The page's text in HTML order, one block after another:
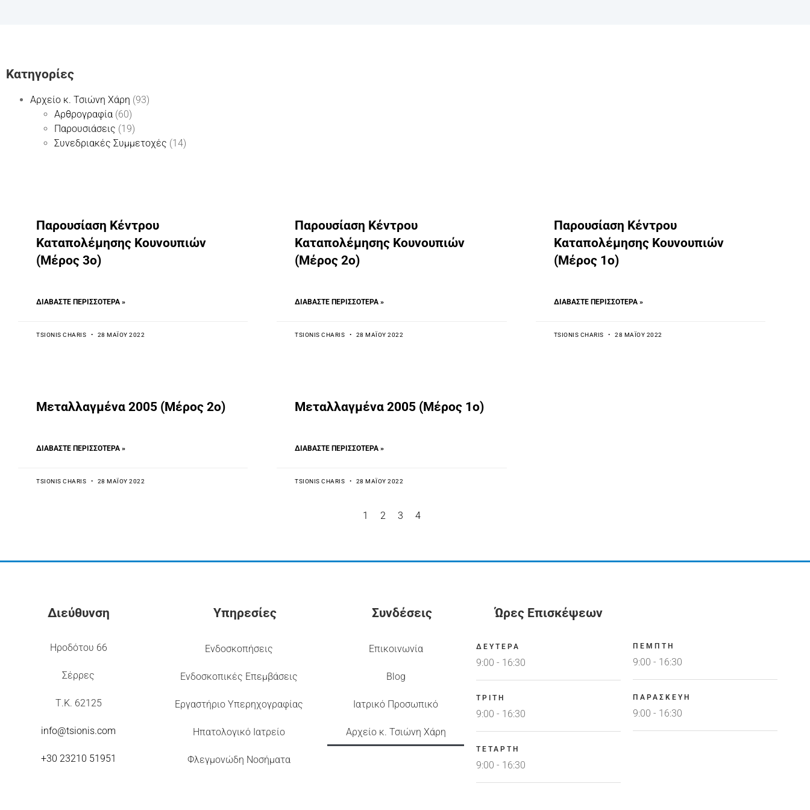
Kατηγορίες
Αρχείο κ. Τσιώνη Χάρη (93)
Αρθρογραφία (60)
Παρουσιάσεις (19)
Συνεδριακές Συμμετοχές (14)
Παρουσίαση Κέντρου
Καταπολέμησης Κουνουπιών
(Μέρος 3ο)
ΔΙΑΒΆΣΤΕ ΠΕΡΙΣΣΌΤΕΡΑ »
TSIONIS CHARIS 28 ΜΑΪ́ΟΥ 2022
Παρουσίαση Κέντρου
Καταπολέμησης Κουνουπιών
(Μέρος 2ο)
ΔΙΑΒΆΣΤΕ ΠΕΡΙΣΣΌΤΕΡΑ »
TSIONIS CHARIS 28 ΜΑΪ́ΟΥ 2022
Παρουσίαση Κέντρου
Καταπολέμησης Κουνουπιών
(Μέρος 1ο)
ΔΙΑΒΆΣΤΕ ΠΕΡΙΣΣΌΤΕΡΑ »
TSIONIS CHARIS 28 ΜΑΪ́ΟΥ 2022
Mεταλλαγμένα 2005 (Μέρος 2ο)
ΔΙΑΒΆΣΤΕ ΠΕΡΙΣΣΌΤΕΡΑ »
TSIONIS CHARIS 28 ΜΑΪ́ΟΥ 2022
Mεταλλαγμένα 2005 (Μέρος 1ο)
ΔΙΑΒΆΣΤΕ ΠΕΡΙΣΣΌΤΕΡΑ »
TSIONIS CHARIS 28 ΜΑΪ́ΟΥ 2022
1 2 3 4
Διεύθυνση
Ηροδότου 66
Σέρρες
Τ.Κ. 62125
info@tsionis.com
+30 23210 51951
Υπηρεσίες
Ενδοσκοπήσεις
Ενδοσκοπικές Επεμβάσεις
Εργαστήριο Υπερηχογραφίας
Ηπατολογικό Ιατρείο
Φλεγμονώδη Νοσήματα
Συνδέσεις
Επικοινωνία
Blog
Ιατρικό Προσωπικό
Αρχείο κ. Τσιώνη Χάρη
Ώρες Επισκέψεων
ΔΕΥΤΕΡΑ
9:00 - 16:30
ΤΡΙΤΗ
9:00 - 16:30
ΤΕΤΑΡΤΗ
9:00 - 16:30
ΠΕΜΠΤΗ
9:00 - 16:30
ΠΑΡΑΣΚΕΥΗ
9:00 - 16:30